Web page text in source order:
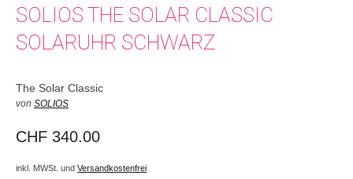
SOLIOS THE SOLAR CLASSIC
SOLARUHR SCHWARZ
The Solar Classic
von SOLIOS
CHF 340.00
inkl. MWSt. und Versandkostenfrei